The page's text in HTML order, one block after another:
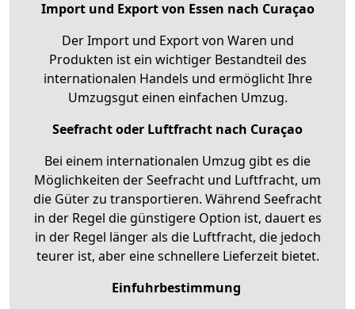
Import und Export von Essen nach Curaçao
Der Import und Export von Waren und
Produkten ist ein wichtiger Bestandteil des
internationalen Handels und ermöglicht Ihre
Umzugsgut einen einfachen Umzug.
Seefracht oder Luftfracht nach Curaçao
Bei einem internationalen Umzug gibt es die
Möglichkeiten der Seefracht und Luftfracht, um
die Güter zu transportieren. Während Seefracht
in der Regel die günstigere Option ist, dauert es
in der Regel länger als die Luftfracht, die jedoch
teurer ist, aber eine schnellere Lieferzeit bietet.
Einfuhrbestimmung